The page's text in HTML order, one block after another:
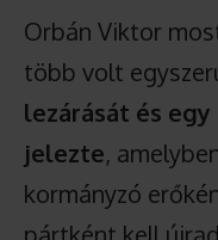
Orbán Viktor
több volt
lezárását és
jelezte,
kormányzó